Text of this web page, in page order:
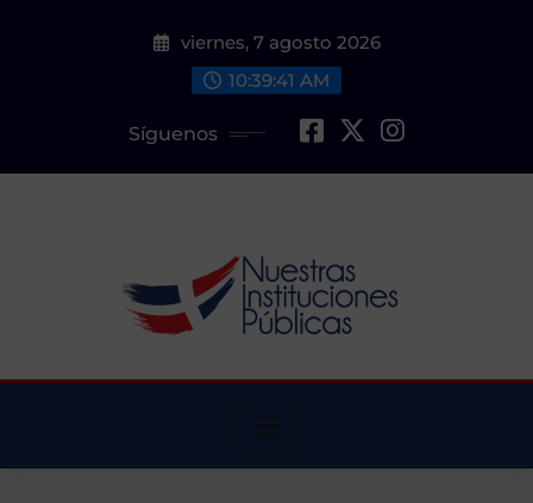
viernes, 7 agosto 2026
10:39:42 AM
Síguenos